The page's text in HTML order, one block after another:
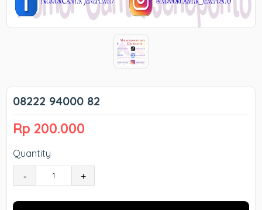
08222 94000 82
Rp 200.000
Quantity
- +